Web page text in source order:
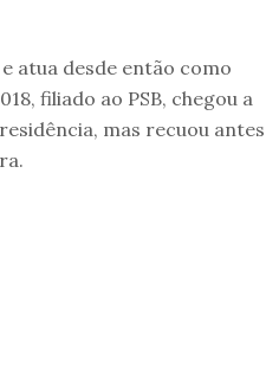
atua desde então como
filiado ao PSB, chegou a
mas recuou antes